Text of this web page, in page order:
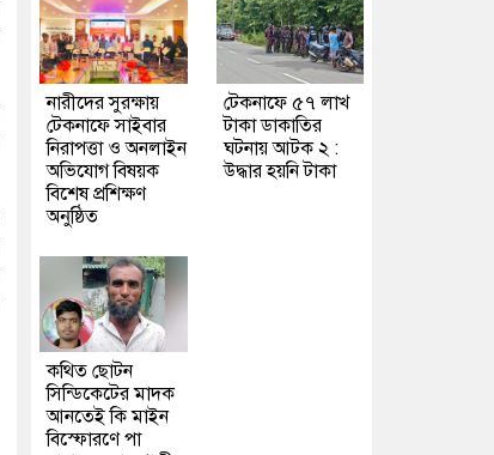
নারীদের সুরক্ষায়
টেকনাফে সাইবার
নিরাপত্তা ও অনলাইন
অভিযোগ বিষয়ক
বিশেষ প্রশিক্ষণ
অনুষ্ঠিত
টেকনাফে ৫৭ লাখ
টাকা ডাকাতির
ঘটনায় আটক ২ :
উদ্ধার হয়নি টাকা
কথিত ছোটন
সিন্ডিকেটের মাদক
আনতেই কি মাইন
বিস্ফোরণে পা